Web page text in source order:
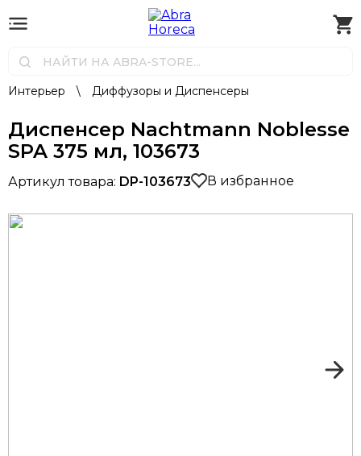
Интерьер \ Диффузоры и Диспенсеры
Диспенсер Nachtmann Noblesse
SPA 375 мл, 103673
Артикул товара: DP-103673 В избранное